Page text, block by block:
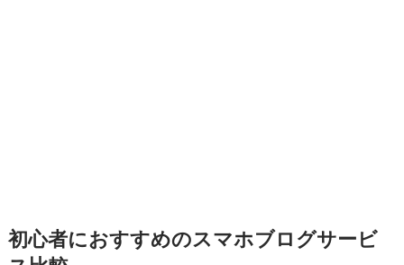
初心者におすすめのスマホブログサービ